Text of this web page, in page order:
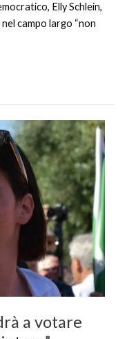
Elly Schlein,
campo largo “non
a votare